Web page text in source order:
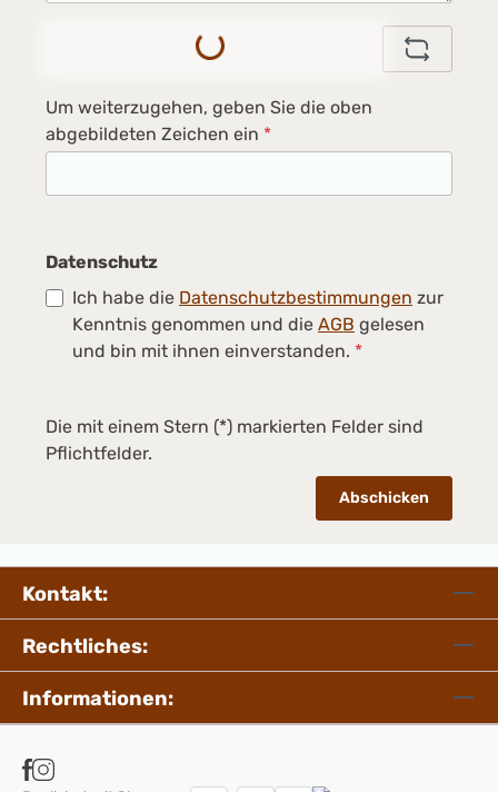
Loading...
Um weiterzugehen, geben Sie die oben
abgebildeten Zeichen ein *
Datenschutz
Ich habe die Datenschutzbestimmungen zur
Kenntnis genommen und die AGB gelesen
und bin mit ihnen einverstanden. *
Die mit einem Stern (*) markierten Felder sind
Pflichtfelder.
Abschicken
Kontakt:
Rechtliches:
Informationen: